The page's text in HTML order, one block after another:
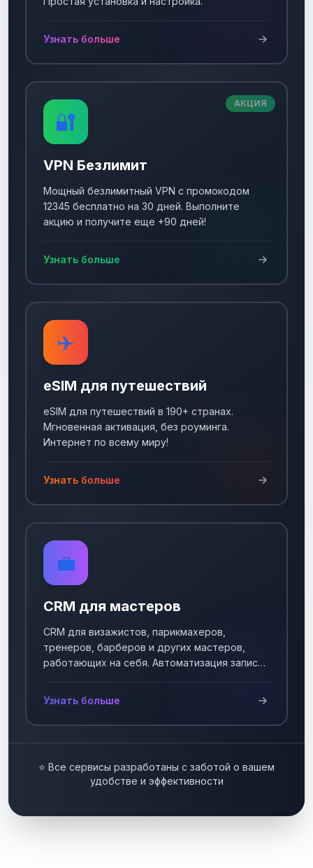
Узнать больше
АКЦИЯ
🔐
VPN Безлимит
Мощный безлимитный VPN с промокодом
12345 бесплатно на 30 дней. Выполните
акцию и получите еще +90 дней!
Узнать больше
✈️
eSIM для путешествий
eSIM для путешествий в 190+ странах.
Мгновенная активация, без роуминга.
Интернет по всему миру!
Узнать больше
💼
CRM для мастеров
CRM для визажистов, парикмахеров,
тренеров, барберов и других мастеров,
работающих на себя. Автоматизация записи
Узнать больше
⭐ Все сервисы разработаны с заботой о вашем
удобстве и эффективности